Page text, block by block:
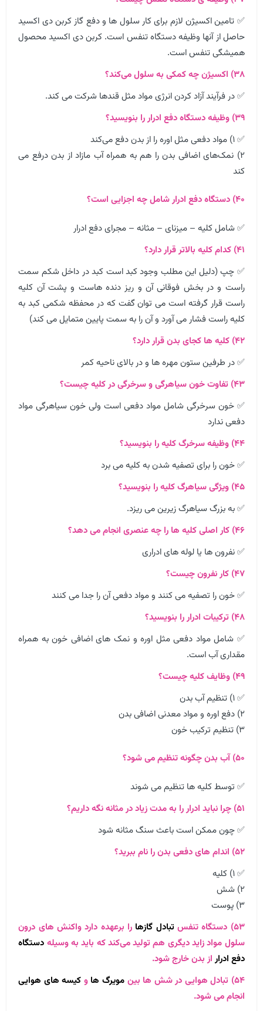
✅ تامین اکسیژن لازم برای کار سلول ها و دفع گاز کربن دی اکسید
حاصل از آنها وظیفه دستگاه تنفس است. کربن دی اکسید محصول
همیشگی تنفس است.
۳۸) اکسیژن چه کمکی به سلول می‌کند؟
✅ در فرآیند آزاد کردن انرژی مواد مثل قندها شرکت می کند.
۳۹) وظیفه دستگاه دفع ادرار را بنویسید؟
✅ ۱) مواد دفعی مثل اوره را از بدن دفع می‌کند
۲) نمک‌های اضافی بدن را هم به همراه آب مازاد از بدن درفع می
کند
۴۰) دستگاه دفع ادرار شامل چه اجزایی است؟
✅ شامل کلیه – میزنای – مثانه – مجرای دفع ادرار
۴۱) کدام کلیه بالاتر قرار دارد؟
✅ چپ (دلیل این مطلب وجود کبد است کبد در داخل شکم سمت
راست و در بخش فوقانی آن و ریز دنده هاست و پشت آن کلیه
راست قرار گرفته است می توان گفت که در محفظه شکمی کبد به
کلیه راست فشار می آورد و آن را به سمت پایین متمایل می کند)
۴۲) کلیه ها کجای بدن قرار دارد؟
✅ در طرفین ستون مهره ها و در بالای ناحیه کمر
۴۳) تفاوت خون سیاهرگی و سرخرگی در کلیه چیست؟
✅ خون سرخرگی شامل مواد دفعی است ولی خون سیاهرگی مواد
دفعی ندارد
۴۴) وظیفه سرخرگ کلیه را بنویسید؟
✅ خون را برای تصفیه شدن به کلیه می برد
۴۵) ویژگی سیاهرگ کلیه را بنویسید؟
✅ به بزرگ سیاهرگ زیرین می ریزد.
۴۶) کار اصلی کلیه ها را چه عنصری انجام می دهد؟
✅ نفرون ها یا لوله های ادراری
۴۷) کار نفرون چیست؟
✅ خون را تصفیه می کنند و مواد دفعی آن را جدا می کنند
۴۸) ترکیبات ادرار را بنویسید؟
✅ شامل مواد دفعی مثل اوره و نمک ‌های اضافی خون به همراه
مقداری آب است.
۴۹) وظایف کلیه چیست؟
✅ ۱) تنظیم آب بدن
۲) دفع اوره و مواد معدنی اضافی بدن
۳) تنظیم ترکیب خون
۵۰) آب بدن چگونه تنظیم می شود؟
✅ توسط کلیه ها تنظیم می شوند
۵۱) چرا نباید ادرار را به مدت زیاد در مثانه نگه داریم؟
✅ چون ممکن است باعث سنگ مثانه شود
۵۲) اندام های دفعی بدن را نام ببرید؟
✅ ۱) کلیه
۲) شش
۳) پوست
۵۳) دستگاه تنفس
تبادل گازها را برعهده دارد واکنش های درون
سلول مواد زاید دیگری هم تولید می‌کند که باید به وسیله دستگاه
دفع ادراراز بدن خارج شود.
۵۴) تبادل هوایی در شش ها بین
مویرگ ها و کیسه های هوایی
انجام می شود.